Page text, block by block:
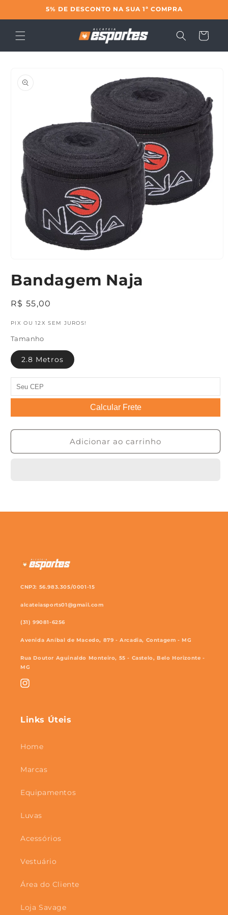
conteúdo
5% DE DESCONTO NA SUA 1ª COMPRA
Carrinho
informações
na
modal
Bandagem Naja
Preço
R$ 55,00
PIX OU 12X SEM JUROS!
Tamanho
2.8 Metros
Calcular Frete
Adicionar ao carrinho
CNPJ: 56.983.305/0001-15
alcateiasports01@gmail.com
(31) 99081-6256
Avenida Aníbal de Macedo, 879 - Arcadia, Contagem - MG
Rua Doutor Aguinaldo Monteiro, 55 - Castelo, Belo Horizonte -
MG
Instagram
Links Úteis
Home
Marcas
Equipamentos
Luvas
Acessórios
Vestuário
Área do Cliente
Loja Savage